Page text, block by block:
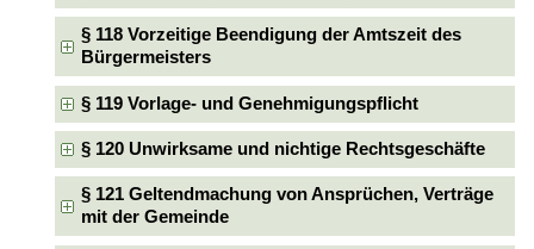
§ 118 Vorzeitige Beendigung der Amtszeit des
Bürgermeisters
§ 119 Vorlage- und Genehmigungspflicht
§ 120 Unwirksame und nichtige Rechtsgeschäfte
§ 121 Geltendmachung von Ansprüchen, Verträge
mit der Gemeinde